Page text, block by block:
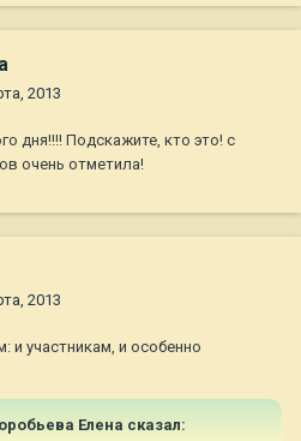
2013
дня!!!! Подскажите, кто это! с
очень отметила!
2013
и участникам, и особенно
Елена сказал: